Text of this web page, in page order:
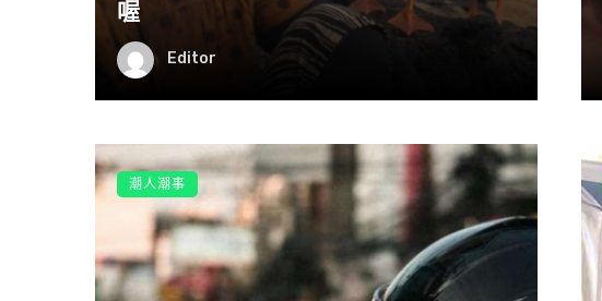
喔
Editor
潮人潮事